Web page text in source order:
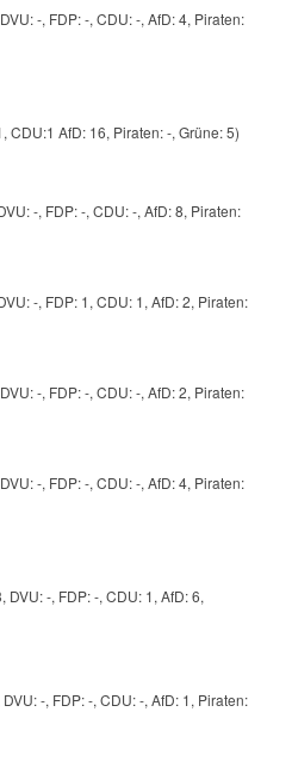
-, FDP: -, CDU: -, AfD: 4, Piraten:
CDU:1 AfD: 16, Piraten: -, Grüne: 5)
-, FDP: -, CDU: -, AfD: 8, Piraten:
-, FDP: 1, CDU: 1, AfD: 2, Piraten:
-, FDP: -, CDU: -, AfD: 2, Piraten:
-, FDP: -, CDU: -, AfD: 4, Piraten:
DVU: -, FDP: -, CDU: 1, AfD: 6,
-, FDP: -, CDU: -, AfD: 1, Piraten: